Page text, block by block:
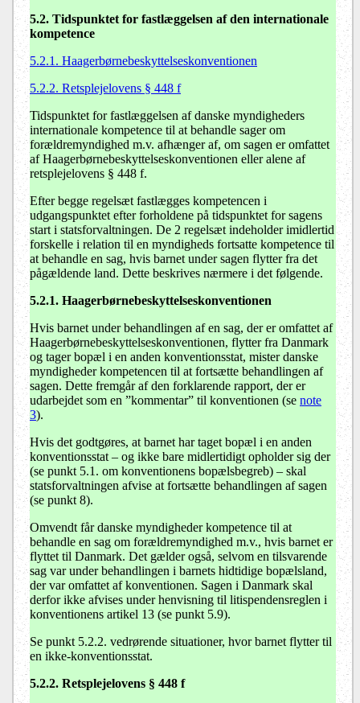
5.2. Tidspunktet for fastlæggelsen af den internationale
kompetence
5.2.1. Haagerbørnebeskyttelseskonventionen
5.2.2. Retsplejelovens § 448 f
Tidspunktet for fastlæggelsen af danske myndigheders
internationale kompetence til at behandle sager om
forældremyndighed m.v. afhænger af, om sagen er omfattet
af Haagerbørnebeskyttelseskonventionen eller alene af
retsplejelovens § 448 f.
Efter begge regelsæt fastlægges kompetencen i
udgangspunktet efter forholdene på tidspunktet for sagens
start i statsforvaltningen. De 2 regelsæt indeholder imidlertid
forskelle i relation til en myndigheds fortsatte kompetence til
at behandle en sag, hvis barnet under sagen flytter fra det
pågældende land. Dette beskrives nærmere i det følgende.
5.2.1. Haagerbørnebeskyttelseskonventionen
Hvis barnet under behandlingen af en sag, der er omfattet af
Haagerbørnebeskyttelseskonventionen, flytter fra Danmark
og tager bopæl i en anden konventionsstat, mister danske
myndigheder kompetencen til at fortsætte behandlingen af
sagen. Dette fremgår af den forklarende rapport, der er
udarbejdet som en ”kommentar” til konventionen (se note
3).
Hvis det godtgøres, at barnet har taget bopæl i en anden
konventionsstat – og ikke bare midlertidigt opholder sig der
(se punkt 5.1. om konventionens bopælsbegreb) – skal
statsforvaltningen afvise at fortsætte behandlingen af sagen
(se punkt 8).
Omvendt får danske myndigheder kompetence til at
behandle en sag om forældremyndighed m.v., hvis barnet er
flyttet til Danmark. Det gælder også, selvom en tilsvarende
sag var under behandlingen i barnets hidtidige bopælsland,
der var omfattet af konventionen. Sagen i Danmark skal
derfor ikke afvises under henvisning til litispendensreglen i
konventionens artikel 13 (se punkt 5.9).
Se punkt 5.2.2. vedrørende situationer, hvor barnet flytter til
en ikke-konventionsstat.
5.2.2. Retsplejelovens § 448 f